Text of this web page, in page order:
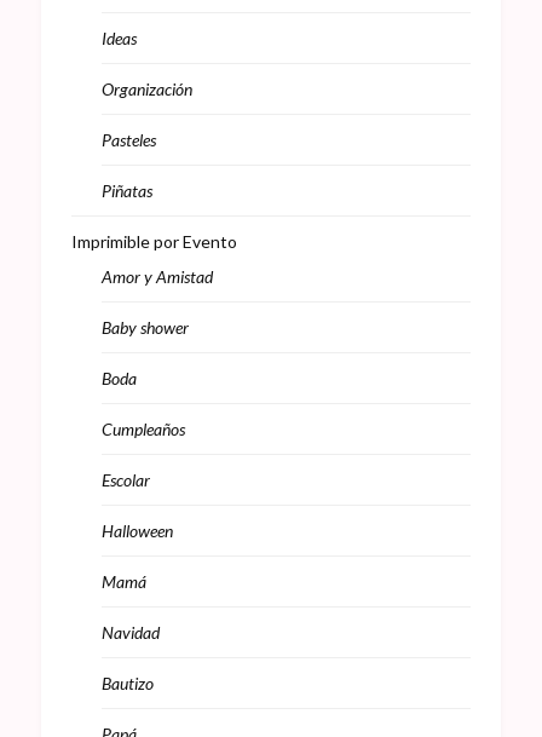
Ideas
Organización
Pasteles
Piñatas
Imprimible por Evento
Amor y Amistad
Baby shower
Boda
Cumpleaños
Escolar
Halloween
Mamá
Navidad
Bautizo